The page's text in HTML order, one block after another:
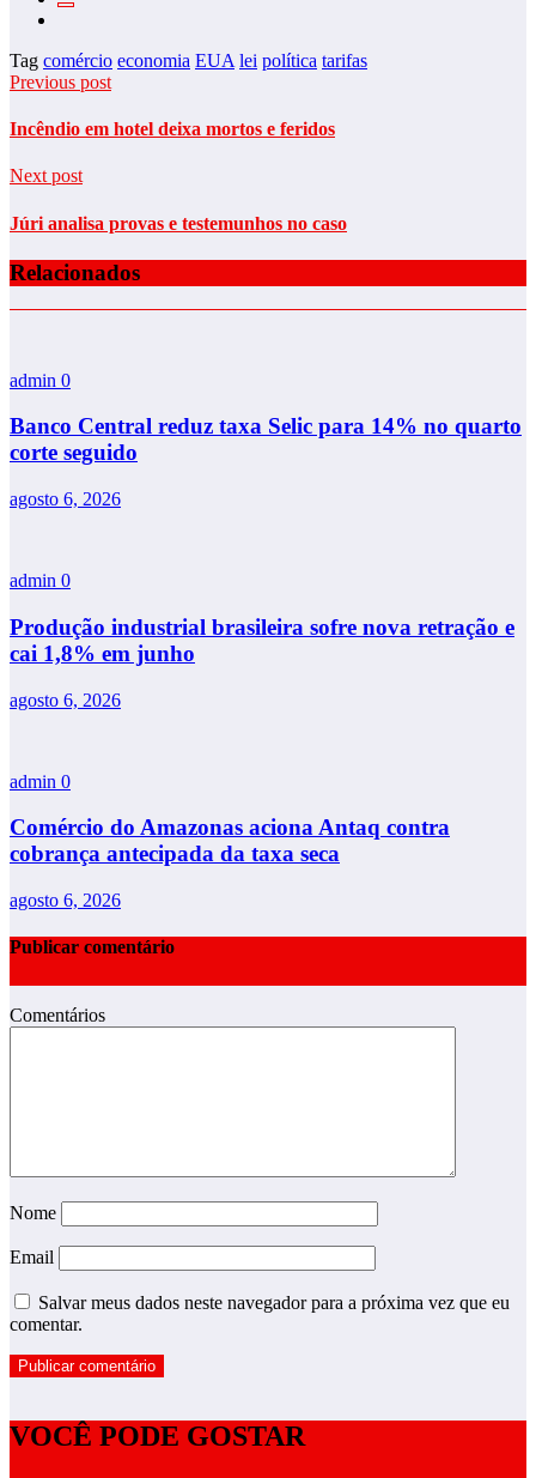
Tag comércio economia EUA lei política tarifas
Previous post
Incêndio em hotel deixa mortos e feridos
Next post
Júri analisa provas e testemunhos no caso
Relacionados
admin 0
Banco Central reduz taxa Selic para 14% no quarto
corte seguido
agosto 6, 2026
admin 0
Produção industrial brasileira sofre nova retração e
cai 1,8% em junho
agosto 6, 2026
admin 0
Comércio do Amazonas aciona Antaq contra
cobrança antecipada da taxa seca
agosto 6, 2026
Publicar comentário
Comentários
Nome
Email
Salvar meus dados neste navegador para a próxima vez que eu
comentar.
VOCÊ PODE GOSTAR